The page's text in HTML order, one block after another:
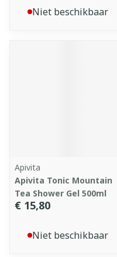
Niet beschikbaar
Apivita
Apivita Tonic Mountain
Tea Shower Gel 500ml
€ 15,80
Niet beschikbaar